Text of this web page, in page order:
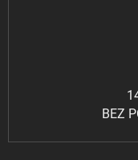
BEZ